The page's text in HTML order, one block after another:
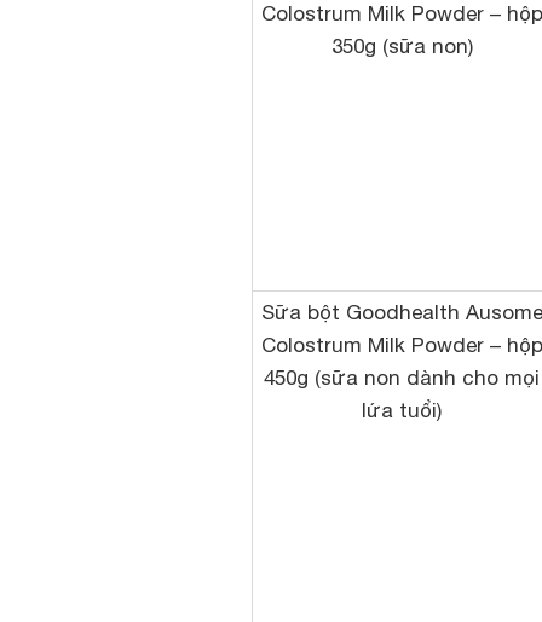
Colostrum Milk Powder – hộp
350g (sữa non)
Sữa bột Goodhealth Ausome
Colostrum Milk Powder – hộp
450g (sữa non dành cho mọi
lứa tuổi)